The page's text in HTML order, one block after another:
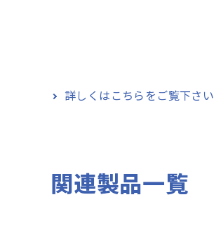
詳しくはこちらをご覧下さい
関連製品一覧